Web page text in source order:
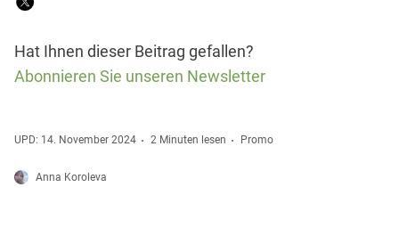
Hat Ihnen dieser Beitrag gefallen?
Abonnieren Sie unseren Newsletter
UPD: 14. November 2024 2 Minuten lesen Promo
Anna Koroleva